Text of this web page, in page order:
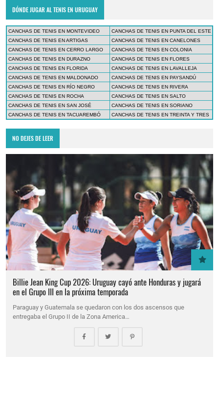
DÓNDE JUGAR AL TENIS EN URUGUAY
CANCHAS DE TENIS EN MONTEVIDEO
CANCHAS DE TENIS EN PUNTA DEL ESTE
CANCHAS DE TENIS EN ARTIGAS
CANCHAS DE TENIS EN CANELONES
CANCHAS DE TENIS EN CERRO LARGO
CANCHAS DE TENIS EN COLONIA
CANCHAS DE TENIS EN DURAZNO
CANCHAS DE TENIS EN FLORES
CANCHAS DE TENIS EN FLORIDA
CANCHAS DE TENIS EN LAVALLEJA
CANCHAS DE TENIS EN MALDONADO
CANCHAS DE TENIS EN PAYSANDÚ
CANCHAS DE TENIS EN RÍO NEGRO
CANCHAS DE TENIS EN RIVERA
CANCHAS DE TENIS EN ROCHA
CANCHAS DE TENIS EN SALTO
CANCHAS DE TENIS EN SAN JOSÉ
CANCHAS DE TENIS EN SORIANO
CANCHAS DE TENIS EN TACUAREMBÓ
CANCHAS DE TENIS EN TREINTA Y TRES
NO DEJES DE LEER
Billie Jean King Cup 2026: Uruguay cayó ante Honduras y jugará
en el Grupo III en la próxima temporada
Paraguay y Guatemala se quedaron con los dos ascensos que
entregaba el Grupo II de la Zona America…